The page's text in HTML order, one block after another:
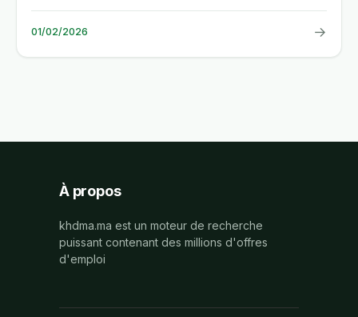
francophone</strong>. vous...
01/02/2026 →
À propos
khdma.ma est un moteur de recherche
puissant contenant des millions d'offres
d'emploi